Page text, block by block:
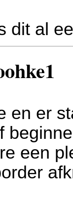
dit al
en er
een